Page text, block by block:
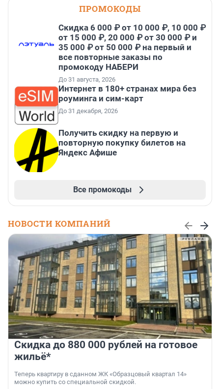
ПРОМОКОДЫ
Скидка 6 000 ₽ от 10 000 ₽, 10 000 ₽
от 15 000 ₽, 20 000 ₽ от 30 000 ₽ и
35 000 ₽ от 50 000 ₽ на первый и
все повторные заказы по
промокоду НАБЕРИ
До 31 августа, 2026
Интернет в 180+ странах мира без
роуминга и сим-карт
До 31 декабря, 2026
Получить скидку на первую и
повторную покупку билетов на
Яндекс Афише
Все промокоды
НОВОСТИ КОМПАНИЙ
Скидка до 880 000 рублей на готовое
жильё*
Теперь квартиру в сданном ЖК «Образцовый квартал 14»
можно купить со специальной скидкой.